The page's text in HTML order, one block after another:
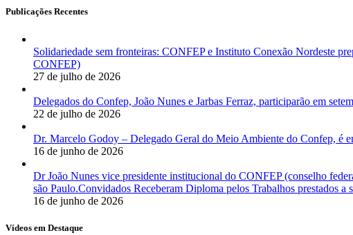
Publicações Recentes
Solidariedade sem fronteiras: CONFEP e Instituto Conexão Nordeste
CONFEP)
27 de julho de 2026
Delegados do Confep, João Nunes e Jarbas Ferraz, participarão em
22 de julho de 2026
Dr. Marcelo Godoy – Delegado Geral do Meio Ambiente do Confep, é
16 de junho de 2026
Dr João Nunes vice presidente institucional do CONFEP (conselho
são Paulo.Convidados Receberam Diploma pelos Trabalhos prestados a
16 de junho de 2026
Vídeos em Destaque